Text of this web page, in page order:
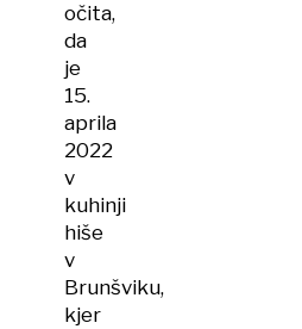
očita,
da
je
15.
aprila
2022
v
kuhinji
hiše
v
Brunšviku,
kjer